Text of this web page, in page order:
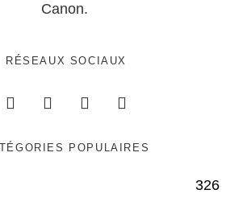
Canon.
RÉSEAUX SOCIAUX
POPULAIRES
326